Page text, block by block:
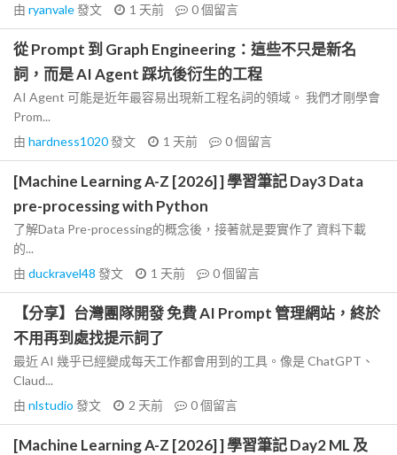
由 ryanvale發文 1 天前 0個留言
從 Prompt 到 Graph Engineering：這些不只是新名
詞，而是 AI Agent 踩坑後衍生的工程
AI Agent 可能是近年最容易出現新工程名詞的領域。 我們才剛學會
Prom...
由 hardness1020發文 1 天前 0個留言
[Machine Learning A-Z [2026] ] 學習筆記 Day3 Data
pre-processing with Python
了解Data Pre-processing的概念後，接著就是要實作了 資料下載
的...
由 duckravel48 發文 1 天前 0個留言
【分享】台灣團隊開發 免費 AI Prompt 管理網站，終於
不用再到處找提示詞了
最近 AI 幾乎已經變成每天工作都會用到的工具。像是 ChatGPT、
Claud...
由 nlstudio 發文 2 天前 0個留言
[Machine Learning A-Z [2026] ] 學習筆記 Day2 ML 及